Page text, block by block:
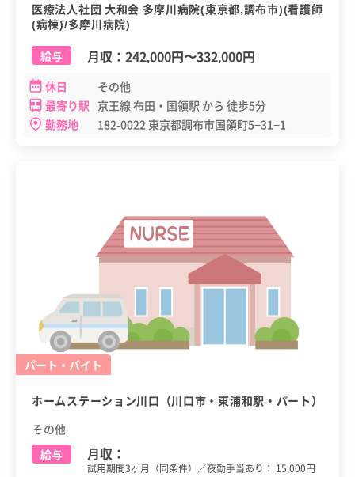
医療法人社団 大和会 多摩川病院(東京都,調布市)(看護師
(病棟)/多摩川病院)
給与
月収： 242,000円〜332,000円
休日
その他
最寄り駅 京王線 布田・国領駅 から 徒歩5分
勤務地
182-0022 東京都調布市国領町5−31−1
パート・バイト
ホームステーション川口（川口市・東浦和駅・パート）
その他
給与
月収：
試用期間3ヶ月（同条件）／夜勤手当あり： 15,000円